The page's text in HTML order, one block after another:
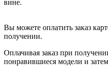
вине.
Вы можете оплатить заказ
получении.
Оплачивая заказ при
понравившиеся модели и